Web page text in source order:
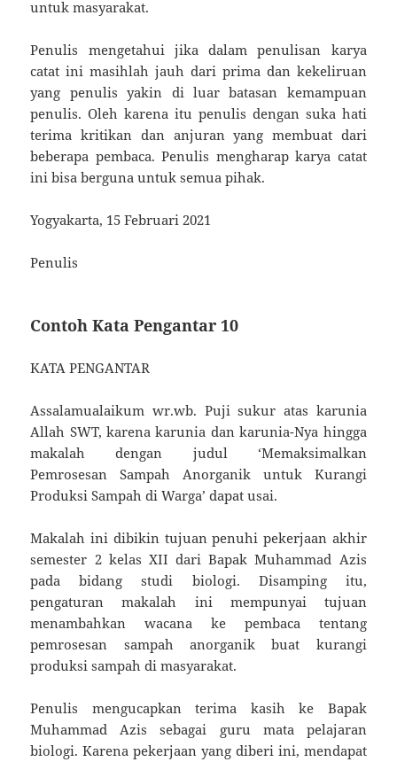
untuk masyarakat.
Penulis mengetahui jika dalam penulisan karya
catat ini masihlah jauh dari prima dan kekeliruan
yang penulis yakin di luar batasan kemampuan
penulis. Oleh karena itu penulis dengan suka hati
terima kritikan dan anjuran yang membuat dari
beberapa pembaca. Penulis mengharap karya catat
ini bisa berguna untuk semua pihak.
Yogyakarta, 15 Februari 2021
Penulis
Contoh Kata Pengantar 10
KATA PENGANTAR
Assalamualaikum wr.wb. Puji sukur atas karunia
Allah SWT, karena karunia dan karunia-Nya hingga
makalah dengan judul ‘Memaksimalkan
Pemrosesan Sampah Anorganik untuk Kurangi
Produksi Sampah di Warga’ dapat usai.
Makalah ini dibikin tujuan penuhi pekerjaan akhir
semester 2 kelas XII dari Bapak Muhammad Azis
pada bidang studi biologi. Disamping itu,
pengaturan makalah ini mempunyai tujuan
menambahkan wacana ke pembaca tentang
pemrosesan sampah anorganik buat kurangi
produksi sampah di masyarakat.
Penulis mengucapkan terima kasih ke Bapak
Muhammad Azis sebagai guru mata pelajaran
biologi. Karena pekerjaan yang diberi ini, mendapat